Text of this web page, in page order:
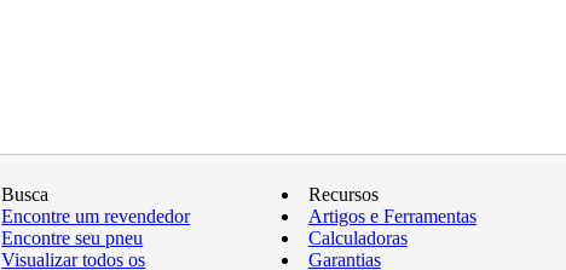
Busca
Encontre um revendedor
Encontre seu pneu
Visualizar todos os
Recursos
Artigos e Ferramentas
Calculadoras
Garantias